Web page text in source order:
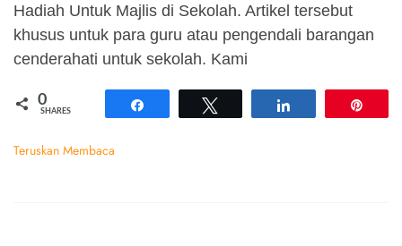
Hadiah Untuk Majlis di Sekolah. Artikel tersebut
khusus untuk para guru atau pengendali barangan
cenderahati untuk sekolah. Kami
0
SHARES
Teruskan Membaca